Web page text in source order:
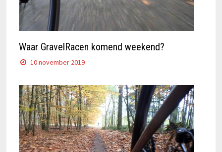
Waar GravelRacen komend weekend?
10 november 2019